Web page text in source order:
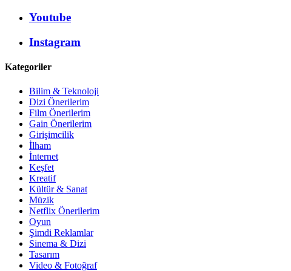
Youtube
Instagram
Kategoriler
Bilim & Teknoloji
Dizi Önerilerim
Film Önerilerim
Gain Önerilerim
Girişimcilik
İlham
İnternet
Keşfet
Kreatif
Kültür & Sanat
Müzik
Netflix Önerilerim
Oyun
Şimdi Reklamlar
Sinema & Dizi
Tasarım
Video & Fotoğraf